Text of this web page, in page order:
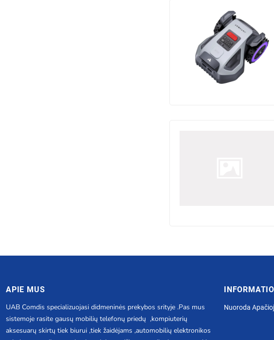
APIE MUS
UAB Comdis specializuojasi didmeninės prekybos srityje .Pas mus
sistemoje rasite gausų mobilių telefonų priedų ,kompiuterių
aksesuarų skirtų tiek biurui ,tiek žaidėjams ,automobilių elektronikos
Nuoroda